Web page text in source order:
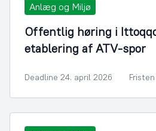
Anlæg og Miljø
Offentlig høring i
etablering af ATV-spor
Deadline 24. april 2026